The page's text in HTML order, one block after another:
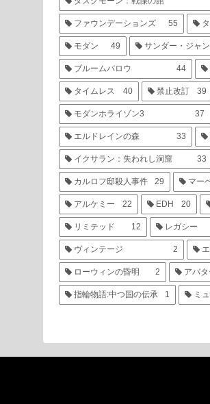
ファウンデーションズ 55 タ
モダン 49 サンダー・ジャ
ブルームバロウ 44
タイムレス 40 禁止改訂 39
モダンホライゾン3 37
エルドレインの森 33
イクサラン：失われし洞窟 33
カルロフ邸殺人事件 29 マー
アルケミー 22 EDH 20
リミテッド 12 レガシー
ヴィンテージ 2 エ
ローウィンの昏明 2 アバ
指輪物語:中つ国の伝承 1 ミュ